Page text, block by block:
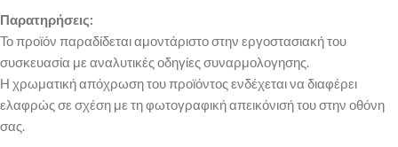
Παρατηρήσεις:
Το προϊόν παραδίδεται αμοντάριστο στην εργοστασιακή του
συσκευασία με αναλυτικές οδηγίες συναρμολογησης.
Η χρωματική απόχρωση του προϊόντος ενδέχεται να διαφέρει
ελαφρώς σε σχέση με τη φωτογραφική απεικόνισή του στην οθόνη
σας.